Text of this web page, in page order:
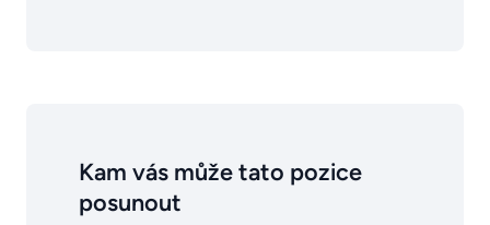
Kam vás může tato pozice
posunout